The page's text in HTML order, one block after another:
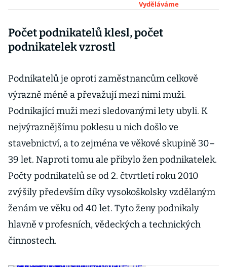
sociálního a
pojištění?
Vyděláváme
Počet podnikatelů klesl, počet
podnikatelek vzrostl
Podnikatelů je oproti zaměstnancům celkově
výrazně méně a převažují mezi nimi muži.
Podnikající muži mezi sledovanými lety ubyli. K
nejvýraznějšímu poklesu u nich došlo ve
stavebnictví, a to zejména ve věkové skupině 30–
39 let. Naproti tomu ale přibylo žen podnikatelek.
Počty podnikatelů se od 2. čtvrtletí roku 2010
zvýšily především díky vysokoškolsky vzdělaným
ženám ve věku od 40 let. Tyto ženy podnikaly
hlavně v profesních, vědeckých a technických
činnostech.